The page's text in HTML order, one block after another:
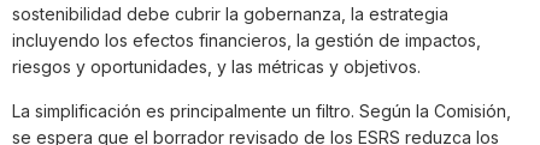
sostenibilidad debe cubrir la gobernanza, la estrategia
incluyendo los efectos financieros, la gestión de impactos,
riesgos y oportunidades, y las métricas y objetivos.
La simplificación es principalmente un filtro. Según la Comisión,
se espera que el borrador revisado de los ESRS reduzca los